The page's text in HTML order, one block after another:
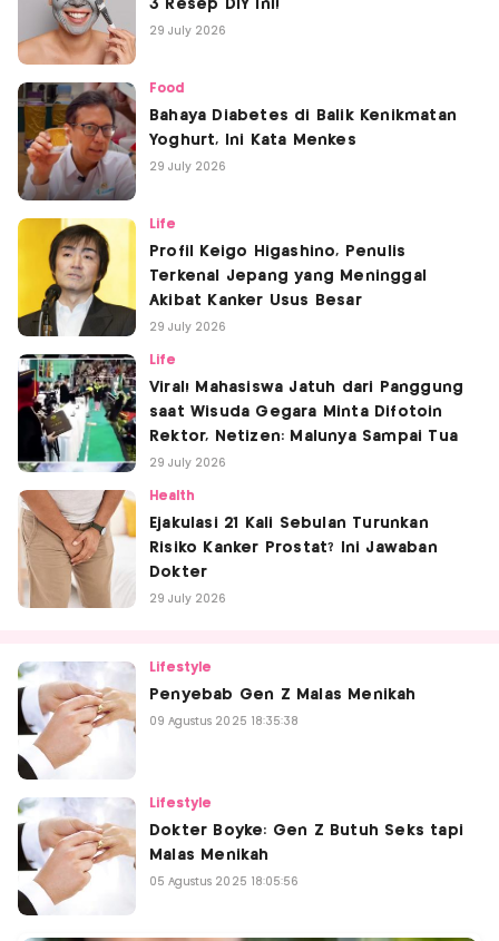
3 Resep DIY Ini!
29 July 2026
Food
Bahaya Diabetes di Balik Kenikmatan
Yoghurt, Ini Kata Menkes
29 July 2026
Life
Profil Keigo Higashino, Penulis
Terkenal Jepang yang Meninggal
Akibat Kanker Usus Besar
29 July 2026
Life
Viral! Mahasiswa Jatuh dari Panggung
saat Wisuda Gegara Minta Difotoin
Rektor, Netizen: Malunya Sampai Tua
29 July 2026
Health
Ejakulasi 21 Kali Sebulan Turunkan
Risiko Kanker Prostat? Ini Jawaban
Dokter
29 July 2026
Lifestyle
Penyebab Gen Z Malas Menikah
09 Agustus 2025 18:35:38
Lifestyle
Dokter Boyke: Gen Z Butuh Seks tapi
Malas Menikah
05 Agustus 2025 18:05:56